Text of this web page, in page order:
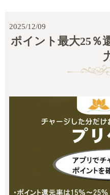
2025/12/09
ポイント最大25％